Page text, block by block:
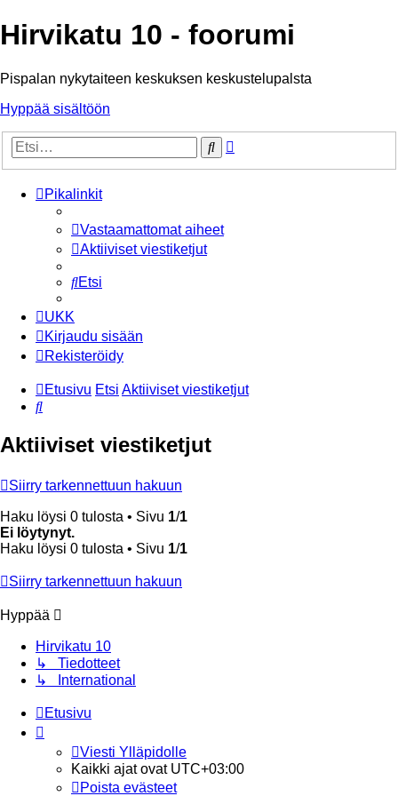
Hirvikatu 10 - foorumi
Pispalan nykytaiteen keskuksen keskustelupalsta
Hyppää sisältöön
Etsi
Pikalinkit
Vastaamattomat aiheet
Aktiiviset viestiketjut
Etsi
UKK
Kirjaudu sisään
Rekisteröidy
Etusivu Etsi Aktiiviset viestiketjut
Etsi
Aktiiviset viestiketjut
Siirry tarkennettuun hakuun
Haku löysi 0 tulosta • Sivu 1/1
Ei löytynyt.
Haku löysi 0 tulosta • Sivu 1/1
Siirry tarkennettuun hakuun
Hyppää
Hirvikatu 10
↳ Tiedotteet
↳ International
Etusivu
Viesti Ylläpidolle
Kaikki ajat ovat UTC+03:00
Poista evästeet